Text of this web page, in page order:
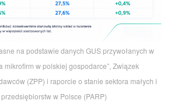
na podstawie danych GUS przywołanych w
mikrofirm w polskiej gospodarce”, Związek
(ZPP) i raporcie o stanie sektora małych i
w Polsce (PARP)